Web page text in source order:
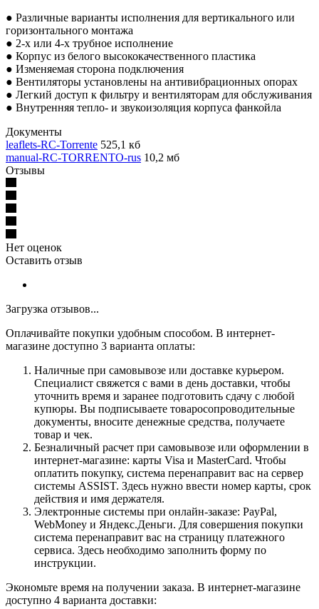
● Различные варианты исполнения для вертикального или
горизонтального монтажа
● 2-х или 4-х трубное исполнение
● Корпус из белого высококачественного пластика
● Изменяемая сторона подключения
● Вентиляторы установлены на антивибрационных опорах
● Легкий доступ к фильтру и вентиляторам для обслуживания
● Внутренняя тепло- и звукоизоляция корпуса фанкойла
Документы
leaflets-RC-Torrente 525,1 кб
manual-RC-TORRENTO-rus 10,2 мб
Отзывы
Нет оценок
Оставить отзыв
Загрузка отзывов...
Оплачивайте покупки удобным способом. В интернет-
магазине доступно 3 варианта оплаты:
Наличные при самовывозе или доставке курьером.
Специалист свяжется с вами в день доставки, чтобы
уточнить время и заранее подготовить сдачу с любой
купюры. Вы подписываете товаросопроводительные
документы, вносите денежные средства, получаете
товар и чек.
Безналичный расчет при самовывозе или оформлении в
интернет-магазине: карты Visa и MasterCard. Чтобы
оплатить покупку, система перенаправит вас на сервер
системы ASSIST. Здесь нужно ввести номер карты, срок
действия и имя держателя.
Электронные системы при онлайн-заказе: PayPal,
WebMoney и Яндекс.Деньги. Для совершения покупки
система перенаправит вас на страницу платежного
сервиса. Здесь необходимо заполнить форму по
инструкции.
Экономьте время на получении заказа. В интернет-магазине
доступно 4 варианта доставки: